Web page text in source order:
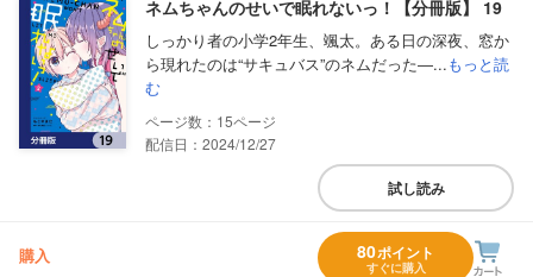
ネムちゃんのせいで眠れないっ！【分冊版】 19
しっかり者の小学2年生、颯太。ある日の深夜、窓か
ら現れたのは“サキュバス”のネムだった―...もっと読
む
15
配信日：2024/12/27
試し読み
購入 80ポイント
すぐに購入